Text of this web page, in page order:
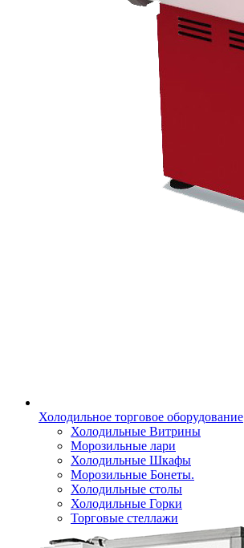
Холодильное торговое оборудование
Холодильные Витрины
Морозильные лари
Холодильные Шкафы
Морозильные Бонеты.
Холодильные столы
Холодильные Горки
Торговые стеллажи